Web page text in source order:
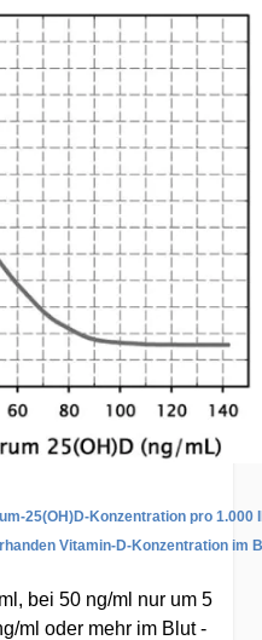
25(OH)D-Konzentration pro 1.000
Vitamin-D-Konzentration im
bei 50 ng/ml nur um 5
ml oder mehr im Blut -